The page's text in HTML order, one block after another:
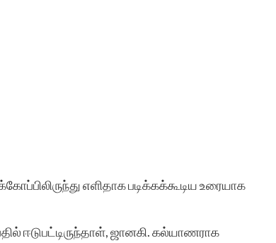
எளிதாக படிக்கக்கூடிய உரையாக
ஈடுபட்டிருந்தாள், ஜானகி. கல்யாணராக